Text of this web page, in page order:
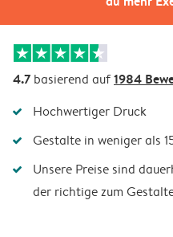
4.7 basierend auf1984
Hochwertiger Druck
Gestalte in weniger als
Unsere Preise sind
der richtige zum